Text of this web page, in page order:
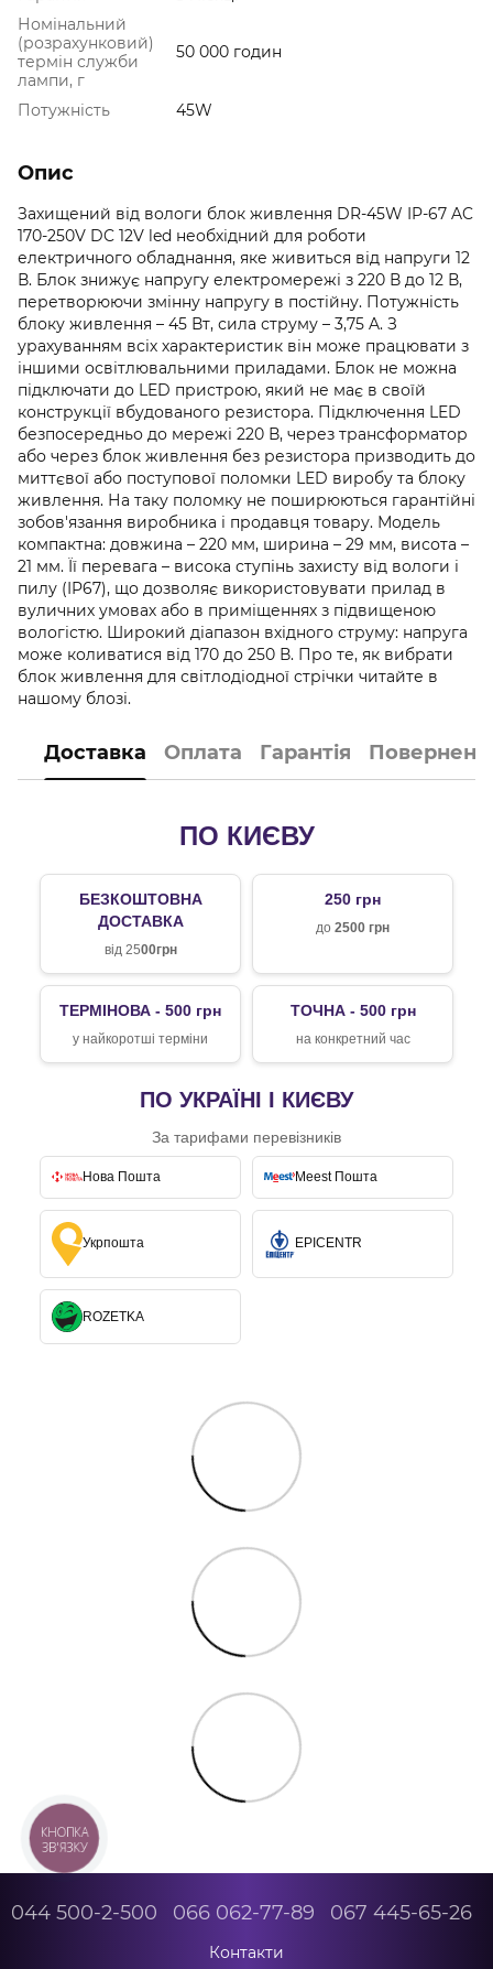
Номінальний
(розрахунковий)
термін служби
лампи, г
50 000 годин
Потужність 45W
Опис
Захищений від вологи блок живлення DR-45W IP-67 AC
170-250V DC 12V led необхідний для роботи
електричного обладнання, яке живиться від напруги 12
В. Блок знижує напругу електромережі з 220 В до 12 В,
перетворюючи змінну напругу в постійну. Потужність
блоку живлення – 45 Вт, сила струму – 3,75 A. З
урахуванням всіх характеристик він може працювати з
іншими освітлювальними приладами. Блок не можна
підключати до LED пристрою, який не має в своїй
конструкції вбудованого резистора. Підключення LED
безпосередньо до мережі 220 В, через трансформатор
або через блок живлення без резистора призводить до
миттєвої або поступової поломки LED виробу та блоку
живлення. На таку поломку не поширюються гарантійні
зобов'язання виробника і продавця товару. Модель
компактна: довжина – 220 мм, ширина – 29 мм, висота –
21 мм. Її перевага – висока ступінь захисту від вологи і
пилу (IP67), що дозволяє використовувати прилад в
вуличних умовах або в приміщеннях з підвищеною
вологістю. Широкий діапазон вхідного струму: напруга
може коливатися від 170 до 250 В. Про те, як вибрати
блок живлення для світлодіодної стрічки читайте в
нашому блозі.
Доставка Оплата Гарантія
ПО КИЄВУ
БЕЗКОШТОВНА
ДОСТАВКА
від 2500грн
250 грн
до 2500 грн
ТЕРМІНОВА - 500 грн
у найкоротші терміни
ТОЧНА - 500 грн
на конкретний час
ПО УКРАЇНІ І КИЄВУ
За тарифами перевізників
Нова Пошта Meest Пошта
Укрпошта EPICENTR
ROZETKA
044 500-2-500 066 062-77-89 067 445-65-26
Контакти
КНОПКА
ЗВ'ЯЗКУ